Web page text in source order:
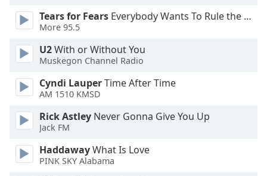
Color
Background
Color
Opacity
Tears for Fears Everybody Wants To Rule the World
More 95.5
U2With or Without You
Muskegon Channel Radio
Cyndi LauperTime After Time
AM 1510 KMSD
Rick Astley Never Gonna Give You Up
Jack FM
HaddawayWhat Is Love
PINK SKY Alabama